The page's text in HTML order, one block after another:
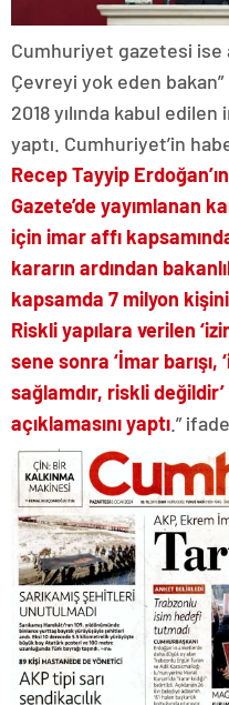
Cumhuriyet gazetesi ise
Çevreyi yok eden
2018 yılında kabul edilen
yaptı. Cumhuriyet’in
Recep Tayyip
Gazete’de yayımlanan
için imar affı
kararın ardından
kapsamda 7 milyon
Riskli yapılara verilen
sene sonra ‘İmar barışı,
sağlamdır, riskli değildir’
açıklamasını yaptı .”